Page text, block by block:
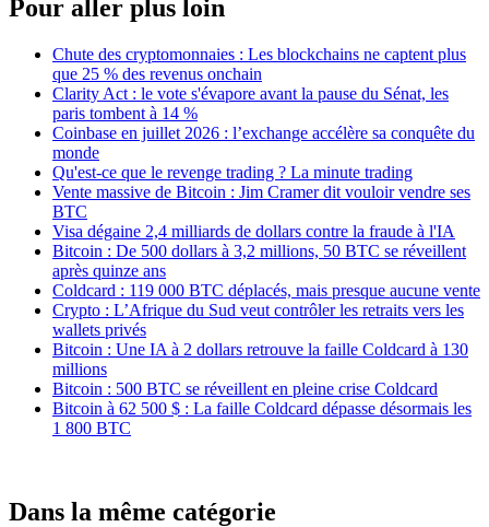
Pour aller plus loin
Chute des cryptomonnaies : Les blockchains ne captent plus
que 25 % des revenus onchain
Clarity Act : le vote s'évapore avant la pause du Sénat, les
paris tombent à 14 %
Coinbase en juillet 2026 : l’exchange accélère sa conquête du
monde
Qu'est-ce que le revenge trading ? La minute trading
Vente massive de Bitcoin : Jim Cramer dit vouloir vendre ses
BTC
Visa dégaine 2,4 milliards de dollars contre la fraude à l'IA
Bitcoin : De 500 dollars à 3,2 millions, 50 BTC se réveillent
après quinze ans
Coldcard : 119 000 BTC déplacés, mais presque aucune vente
Crypto : L’Afrique du Sud veut contrôler les retraits vers les
wallets privés
Bitcoin : Une IA à 2 dollars retrouve la faille Coldcard à 130
millions
Bitcoin : 500 BTC se réveillent en pleine crise Coldcard
Bitcoin à 62 500 $ : La faille Coldcard dépasse désormais les
1 800 BTC
Dans la même catégorie